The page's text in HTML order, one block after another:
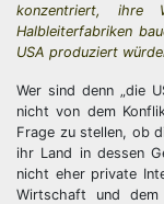
konzentriert, ihre
Halbleiterfabriken
USA produziert
Wer sind denn „die
nicht von dem
Frage zu stellen, ob
ihr Land in dessen
nicht eher private
Wirtschaft und